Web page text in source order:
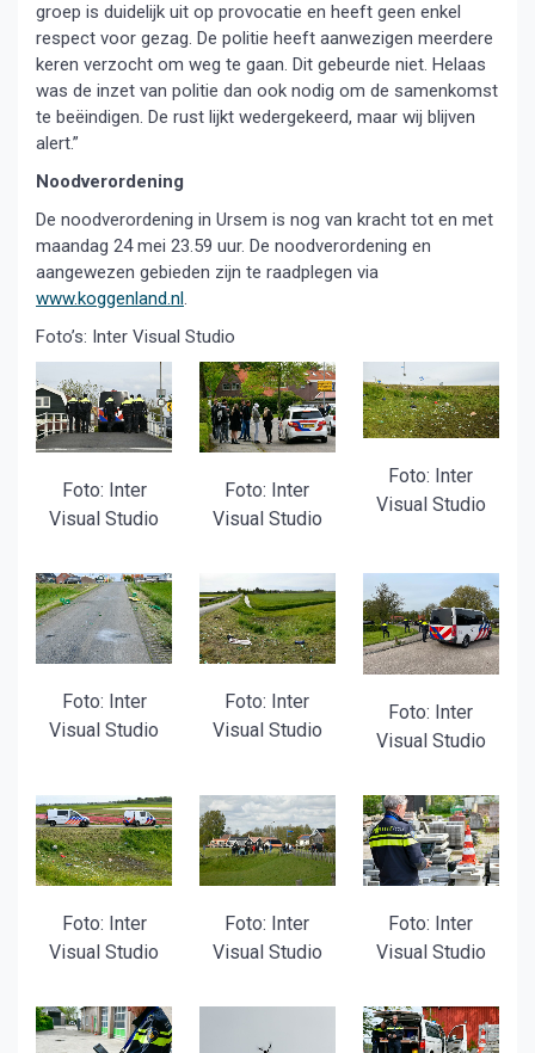
groep is duidelijk uit op provocatie en heeft geen enkel
respect voor gezag. De politie heeft aanwezigen meerdere
keren verzocht om weg te gaan. Dit gebeurde niet. Helaas
was de inzet van politie dan ook nodig om de samenkomst
te beëindigen. De rust lijkt wedergekeerd, maar wij blijven
alert.”
Noodverordening
De noodverordening in Ursem is nog van kracht tot en met
maandag 24 mei 23.59 uur. De noodverordening en
aangewezen gebieden zijn te raadplegen via
www.koggenland.nl.
Foto’s: Inter Visual Studio
Foto: Inter
Visual Studio
Foto: Inter
Visual Studio
Foto: Inter
Visual Studio
Foto: Inter
Visual Studio
Foto: Inter
Visual Studio
Foto: Inter
Visual Studio
Foto: Inter
Visual Studio
Foto: Inter
Visual Studio
Foto: Inter
Visual Studio